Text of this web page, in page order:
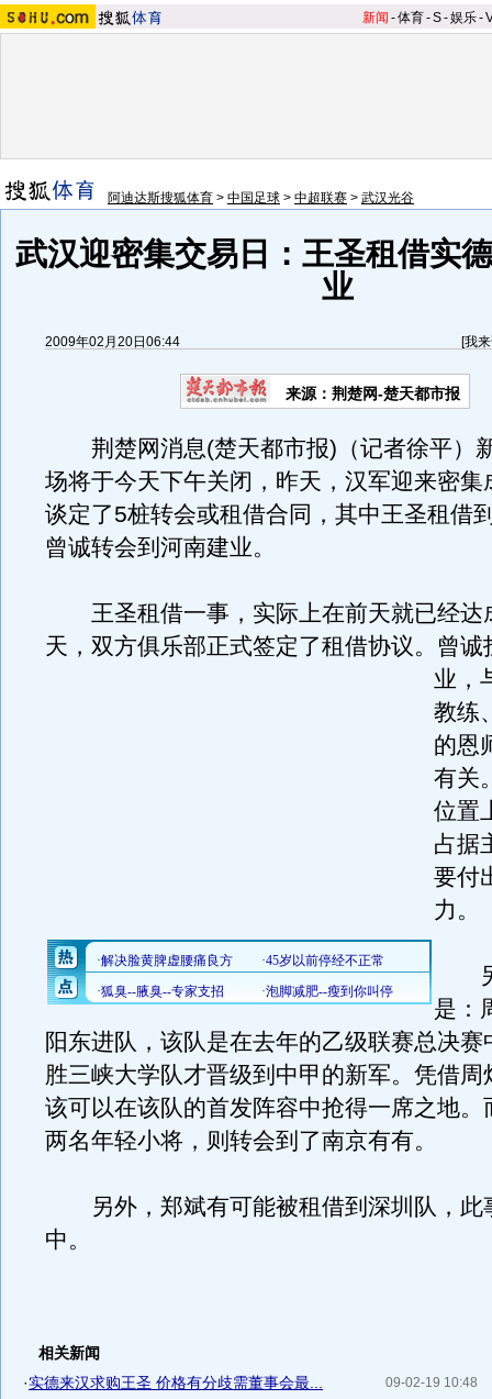
新闻 -体育-S-娱乐-
阿迪达斯搜狐体育 > 中国足球 > 中超联赛 > 武汉光谷
武汉迎密集交易日：王圣租借实
业
2009年02月20日06:44 [我
来源：荆楚网-楚天都市报
荆楚网消息(楚天都市报)（记者徐平）
场将于今天下午关闭，昨天，汉军迎来密集
谈定了5桩转会或租借合同，其中王圣租借
曾诚转会到河南建业。
王圣租借一事，实际上在前天就已经达
天，双方俱乐部正式签定了租借协议。 曾诚
业，
教练
的恩
有关
位置
占据
要付
力。
另
是：
阳东进队，该队是在去年的乙级联赛总决赛
胜三峡大学队才晋级到中甲的新军。凭借周
该可以在该队的首发阵容中抢得一席之地。
两名年轻小将，则转会到了南京有有。
另外，郑斌有可能被租借到深圳队，此
中。
相关新闻
09-02-19 10:48
·实德来汉求购王圣 价格有分歧需董事会最...